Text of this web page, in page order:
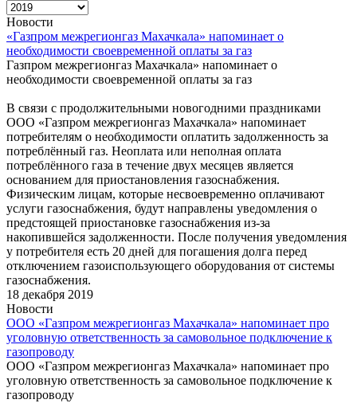
Новости
«Газпром межрегионгаз Махачкала» напоминает о
необходимости своевременной оплаты за газ
Газпром межрегионгаз Махачкала» напоминает о
необходимости своевременной оплаты за газ
В связи с продолжительными новогодними праздниками
ООО «Газпром межрегионгаз Махачкала» напоминает
потребителям о необходимости оплатить задолженность за
потреблённый газ. Неоплата или неполная оплата
потреблённого газа в течение двух месяцев является
основанием для приостановления газоснабжения.
Физическим лицам, которые несвоевременно оплачивают
услуги газоснабжения, будут направлены уведомления о
предстоящей приостановке газоснабжения из-за
накопившейся задолженности. После получения уведомления
у потребителя есть 20 дней для погашения долга перед
отключением газоиспользующего оборудования от системы
газоснабжения.
18 декабря 2019
Новости
ООО «Газпром межрегионгаз Махачкала» напоминает про
уголовную ответственность за самовольное подключение к
газопроводу
ООО «Газпром межрегионгаз Махачкала» напоминает про
уголовную ответственность за самовольное подключение к
газопроводу